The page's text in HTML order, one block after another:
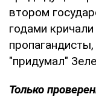
втором
годами
"придумал"
Только